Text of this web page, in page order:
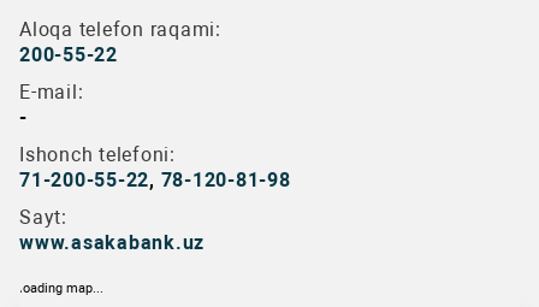
Aloqa telefon raqami:
200-55-22
E-mail:
-
Ishonch telefoni:
71-200-55-22, 78-120-81-98
Sayt:
www.asakabank.uz
loading map...